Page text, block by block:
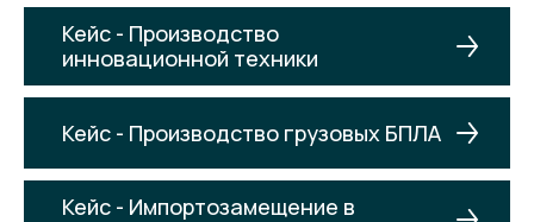
Кейс - Производство
инновационной техники
Кейс - Производство грузовых БПЛА
Кейс - Импортозамещение в